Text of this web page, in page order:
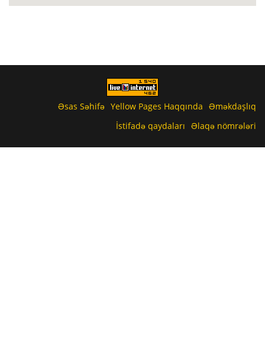
Əsas Səhifə Yellow Pages Haqqında Əməkdaşlıq
İstifadə qaydaları Əlaqə nömrələri